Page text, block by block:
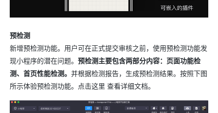
预检测
新增预检测功能。用户可在正式提交审核之前，使用预检测功能发
现小程序的潜在问题。 预检测主要包含两部分内容：页面功能检
测、首页性能检测。 并根据检测报告，生成预检测结果。按照下图
所示体验预检测功能。点击这里 查看详细文档。